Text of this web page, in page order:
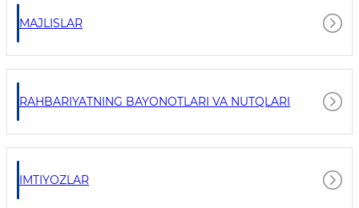
MAJLISLAR
RAHBARIYATNING BAYONOTLARI VA NUTQLARI
IMTIYOZLAR